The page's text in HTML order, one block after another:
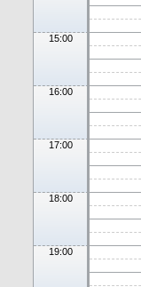
15:00
16:00
17:00
18:00
19:00